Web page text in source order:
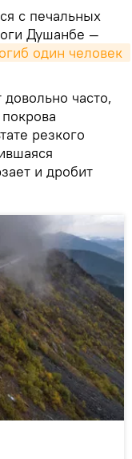
с печальных
Душанбе —
часто,
резкого
и дробит